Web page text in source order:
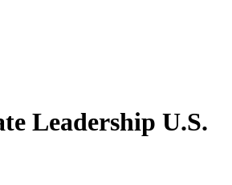
Leadership U.S.